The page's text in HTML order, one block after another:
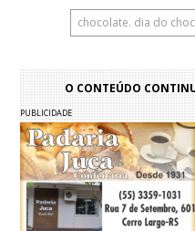
chocolate. dia do
O CONTEÚDO
PUBLICIDADE